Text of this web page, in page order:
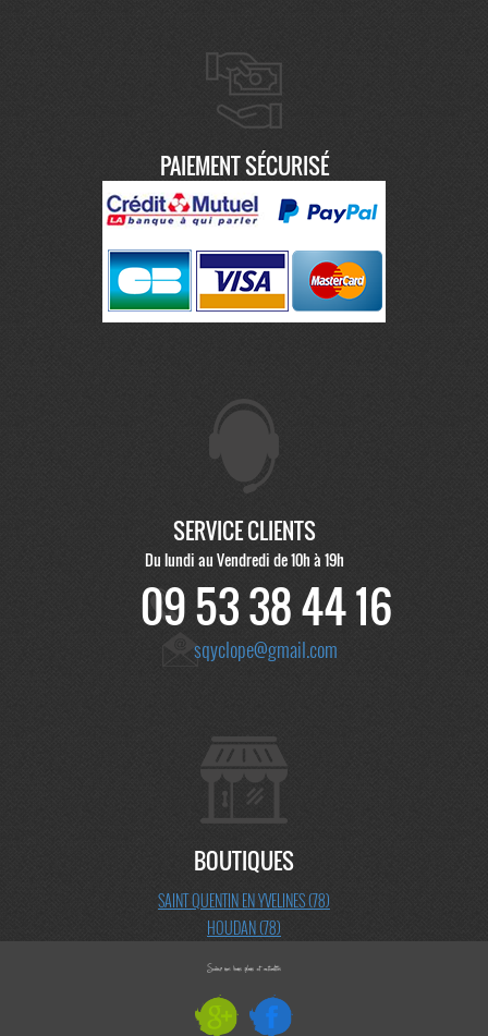
PAIEMENT SÉCURISÉ
SERVICE CLIENTS
Du lundi au Vendredi de 10h à 19h
09 53 38 44 16
sqyclope@gmail.com
BOUTIQUES
SAINT QUENTIN EN YVELINES (78)
HOUDAN (78)